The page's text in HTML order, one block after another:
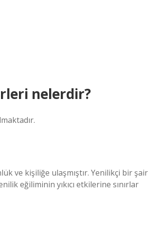
nelerdir?
ve kişiliğe ulaşmıştır. Yenilikçi bir şair
eğiliminin yıkıcı etkilerine sınırlar